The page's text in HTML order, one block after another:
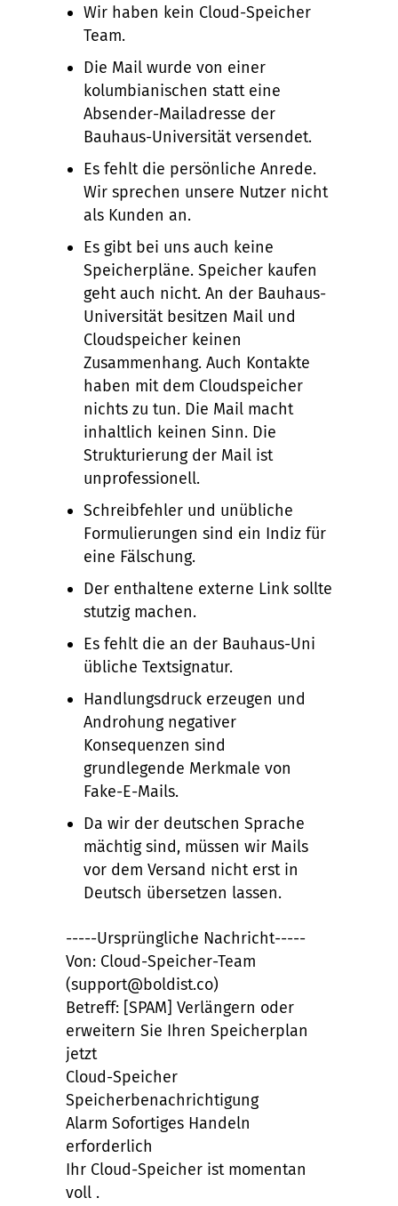
Wir haben kein Cloud-Speicher
Team.
Die Mail wurde von einer
kolumbianischen statt eine
Absender-Mailadresse der
Bauhaus-Universität versendet.
Es fehlt die persönliche Anrede.
Wir sprechen unsere Nutzer nicht
als Kunden an.
Es gibt bei uns auch keine
Speicherpläne. Speicher kaufen
geht auch nicht. An der Bauhaus-
Universität besitzen Mail und
Cloudspeicher keinen
Zusammenhang. Auch Kontakte
haben mit dem Cloudspeicher
nichts zu tun. Die Mail macht
inhaltlich keinen Sinn. Die
Strukturierung der Mail ist
unprofessionell.
Schreibfehler und unübliche
Formulierungen sind ein Indiz für
eine Fälschung.
Der enthaltene externe Link sollte
stutzig machen.
Es fehlt die an der Bauhaus-Uni
übliche Textsignatur.
Handlungsdruck erzeugen und
Androhung negativer
Konsequenzen sind
grundlegende Merkmale von
Fake-E-Mails.
Da wir der deutschen Sprache
mächtig sind, müssen wir Mails
vor dem Versand nicht erst in
Deutsch übersetzen lassen.
-----Ursprüngliche Nachricht-----
Von: Cloud-Speicher-Team
(support@boldist.co)
Betreff: [SPAM] Verlängern oder
erweitern Sie Ihren Speicherplan
jetzt
Cloud-Speicher
Speicherbenachrichtigung
Alarm Sofortiges Handeln
erforderlich
Ihr Cloud-Speicher ist momentan
voll .